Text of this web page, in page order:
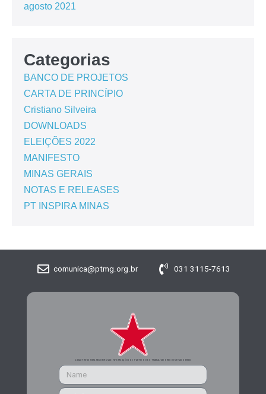
agosto 2021
Categorias
BANCO DE PROJETOS
CARTA DE PRINCÍPIO
Cristiano Silveira
DOWNLOADS
ELEIÇÕES 2022
MANIFESTO
MINAS GERAIS
NOTAS E RELEASES
PT INSPIRA MINAS
comunica@ptmg.org.br 031 3115-7613
CADASTRE-SE PARA RECEBER MAIS INFORMAÇÕES DO PARTIDO DOS TRABALHADORES DE MINAS GERAIS